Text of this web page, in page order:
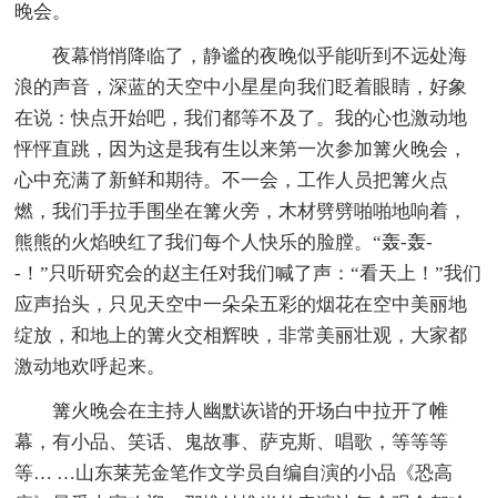
晚会。
夜幕悄悄降临了，静谧的夜晚似乎能听到不远处海
浪的声音，深蓝的天空中小星星向我们眨着眼睛，好象
在说：快点开始吧，我们都等不及了。我的心也激动地
怦怦直跳，因为这是我有生以来第一次参加篝火晚会，
心中充满了新鲜和期待。不一会，工作人员把篝火点
燃，我们手拉手围坐在篝火旁，木材劈劈啪啪地响着，
熊熊的火焰映红了我们每个人快乐的脸膛。“轰-轰-
-！”只听研究会的赵主任对我们喊了声：“看天上！”我们
应声抬头，只见天空中一朵朵五彩的烟花在空中美丽地
绽放，和地上的篝火交相辉映，非常美丽壮观，大家都
激动地欢呼起来。
篝火晚会在主持人幽默诙谐的开场白中拉开了帷
幕，有小品、笑话、鬼故事、萨克斯、唱歌，等等等
等… …山东莱芜金笔作文学员自编自演的小品《恐高